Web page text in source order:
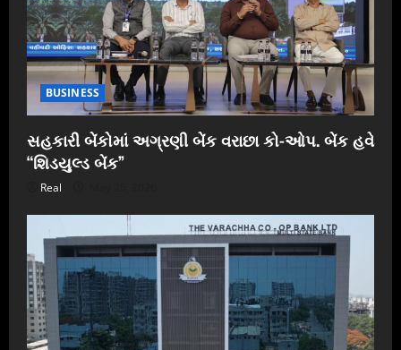
BUSINESS
સહકારી બેંકોમાં અગ્રણી બેંક વરાછા કો-ઓપ. બેંક હવે
“શિડયુલ્ડ બેંક”
Real